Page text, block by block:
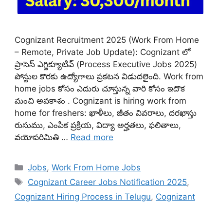
Cognizant Recruitment 2025 (Work From Home
– Remote, Private Job Update): Cognizant లో
ప్రాసెస్ ఎగ్జిక్యూటివ్ (Process Executive Jobs 2025)
పోస్టుల కొరకు ఉద్యోగాలు ప్రకటన విడుదలైంది. Work from
home jobs కోసం ఎదురు చూస్తున్న వారి కోసం ఇదొక
మంచి అవకాశం . Cognizant is hiring work from
home for freshers: ఖాళీలు, జీతం వివరాలు, దరఖాస్తు
రుసుము, ఎంపిక ప్రక్రియ, విద్యా అర్హతలు, ఫలితాలు,
వయోపరిమితి … Read more
Categories
Jobs,Work From Home Jobs
Tags
Cognizant Career Jobs Notification 2025,
Cognizant Hiring Process in Telugu, Cognizant